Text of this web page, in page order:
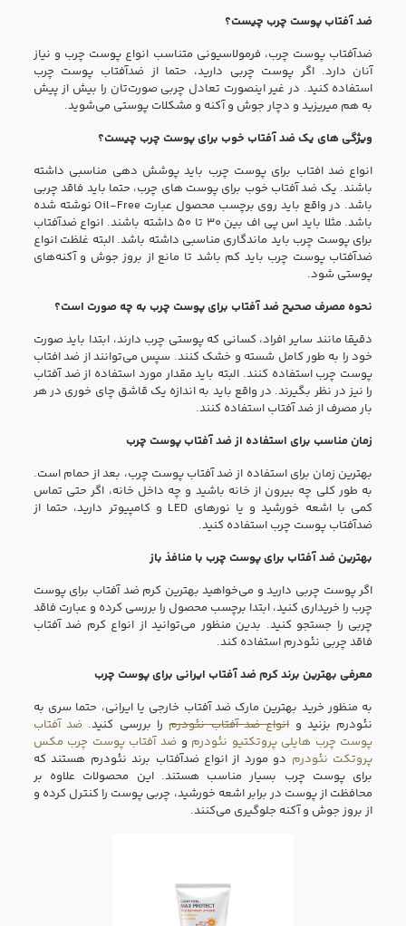
ضد آفتاب پوست چرب چیست؟
ضدآفتاب پوست چرب، فرمولاسیونی متناسب انواع پوست چرب و نیاز
آنان دارد. اگر پوست چربی دارید، حتما از ضدآفتاب پوست چرب
استفاده کنید. در غیر اینصورت تعادل چربی صور‌ت‌تان را بیش از پیش
به هم میریزید و دچار جوش و آکنه و مشکلات پوستی می‌شوید.
ویژگی‌ های یک ضد آفتاب خوب برای پوست چرب چیست؟
انواع ضد افتاب برای پوست چرب باید پوشش دهی مناسبی داشته
باشند. یک ضد آفتاب خوب برای پوست‌ های چرب، حتما باید فاقد چربی
باشد. در واقع باید روی برچسب محصول عبارت Oil-Free نوشته شده
باشد. مثلا باید اس پی اف بین ۳۰ تا ۵۰ داشته باشند. انواع ضدآفتاب
برای پوست چرب باید ماندگاری مناسبی داشته باشد. البته غلظت انواع
ضدآفتاب پوست چرب باید کم باشد تا مانع از بروز جوش و آکنه‌های
پوستی شود.
نحوه مصرف صحیح ضد آفتاب برای پوست چرب به چه صورت است؟
دقیقا مانند سایر افراد، کسانی که پوستی چرب دارند، ابتدا باید صورت
خود را به طور کامل شسته و خشک کنند. سپس می‌توانند از ضد افتاب
پوست چرب استفاده کنند. البته باید مقدار مورد استفاده از ضد آفتاب
را نیز در نظر بگیرند. در واقع باید به اندازه یک قاشق چای خوری در هر
بار مصرف از ضد آفتاب استفاده کنند.
زمان مناسب برای استفاده از ضد آفتاب پوست چرب
بهترین زمان برای استفاده از ضد آفتاب پوست چرب، بعد از حمام است.
به طور کلی چه بیرون از خانه باشید و چه داخل خانه، اگر حتی تماس
کمی با اشعه خورشید و یا نور‌های LED و کامپیوتر دارید، حتما از
ضدآفتاب پوست چرب استفاده کنید.
بهترین ضد آفتاب برای پوست چرب با منافذ باز
اگر پوست چربی دارید و می‌خواهید بهترین کرم ضد آفتاب برای پوست
چرب را خریداری کنید، ابتدا برچسب محصول را بررسی کرده و عبارت فاقد
چربی را جستجو کنید. بدین منظور می‌توانید از انواع کرم ضد آفتاب
فاقد چربی نئودرم استفاده کند.
معرفی بهترین برند کرم ضد آفتاب ایرانی برای پوست چرب
به منظور خرید بهترین مارک ضد آفتاب خارجی یا ایرانی، حتما سری به
نئودرم بزنید وانواع ضد آفتاب نئودرمرا بررسی کنید. ضد آفتاب
پوست چرب هایلی پروتکتیو نئودرم وضد آفتاب پوست چرب مکس
پروتکت نئودرم دو مورد از انواع ضدآفتاب برند نئودرم هستند که
برای پوست چرب بسیار مناسب هستند. این محصولات علاوه بر
محافظت از پوست در برابر اشعه خورشید، چربی پوست را کنترل کرده و
از بروز جوش و آکنه جلوگیری می‌کنند.